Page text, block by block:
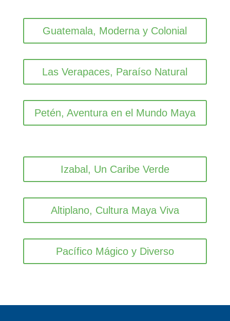
Guatemala, Moderna y Colonial
Las Verapaces, Paraíso Natural
Petén, Aventura en el Mundo Maya
Izabal, Un Caribe Verde
Altiplano, Cultura Maya Viva
Pacífico Mágico y Diverso